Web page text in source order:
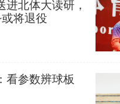
进北体大读研，
将退役
看参数辨球板